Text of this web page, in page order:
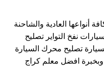
أنواعها العادية والشاحنة
نفخ التواير تصليح
تصليح محرك السيارة
افضل معلم كراج